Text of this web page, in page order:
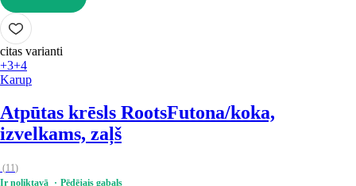
LIKT GROZĀ
citas varianti
+3+4
Karup
Atpūtas krēsls RootsFutona/koka,
izvelkams, zaļš
(11)
Ir noliktavā
Pēdējais gabals